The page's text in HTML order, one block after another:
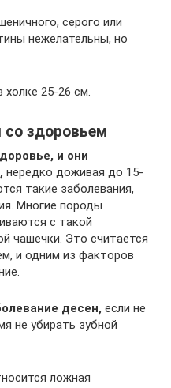
серого или
нежелательны, но
25-26 см.
здоровьем
и они
нередко доживая до 15-
такие заболевания,
Многие породы
с такой
чашечки. Это считается
и одним из факторов
десен, если не
не убирать зубной
ложная